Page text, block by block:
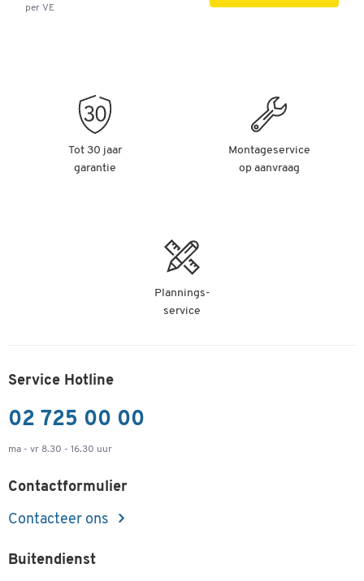
per VE
Tot 30 jaar
garantie
Montageservice
op aanvraag
Plannings-
service
Service Hotline
02 725 00 00
ma - vr 8.30 - 16.30 uur
Contactformulier
Contacteer ons
Buitendienst